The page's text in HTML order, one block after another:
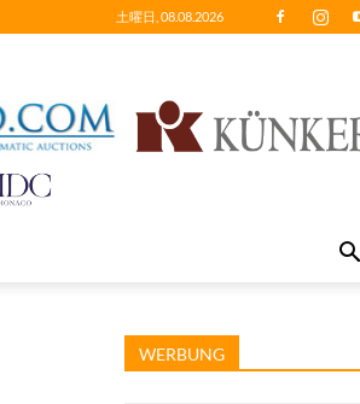
土曜日, 08.08.2026
WERBUNG